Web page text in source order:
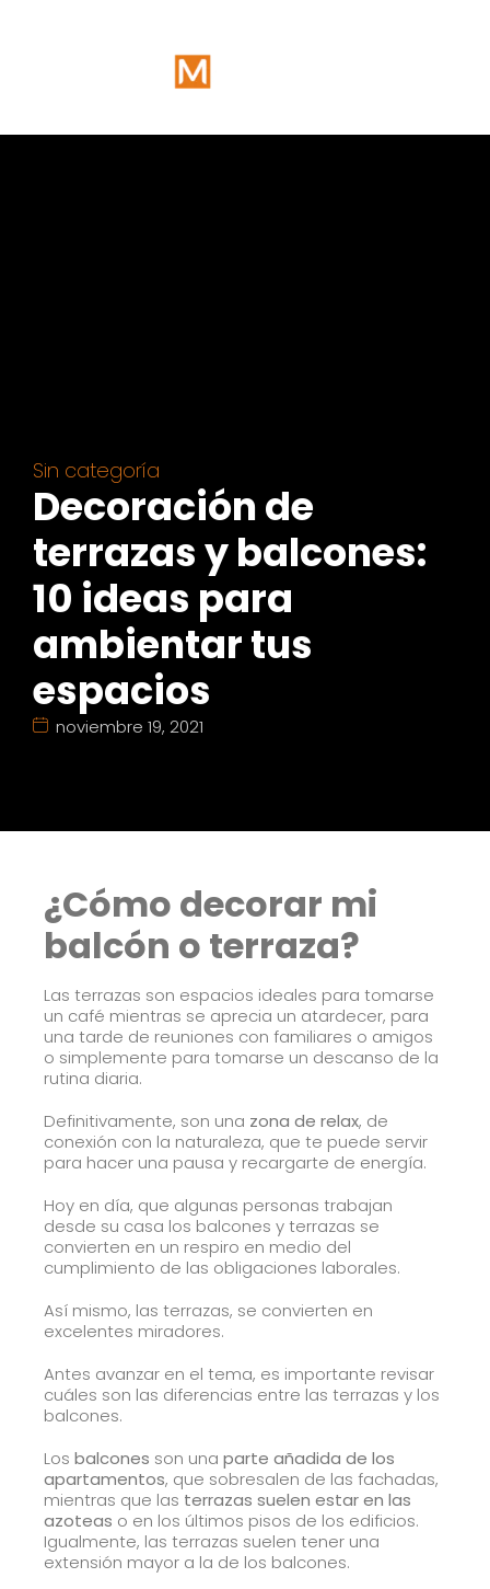
Sin categoría
Decoración de
terrazas y balcones:
10 ideas para
ambientar tus
espacios
noviembre 19, 2021
¿Cómo decorar mi
balcón o terraza?
Las terrazas son espacios ideales para tomarse
un café mientras se aprecia un atardecer, para
una tarde de reuniones con familiares o amigos
o simplemente para tomarse un descanso de la
rutina diaria.
Definitivamente, son una zona de relax, de
conexión con la naturaleza, que te puede servir
para hacer una pausa y recargarte de energía.
Hoy en día, que algunas personas trabajan
desde su casa los balcones y terrazas se
convierten en un respiro en medio del
cumplimiento de las obligaciones laborales.
Así mismo, las terrazas, se convierten en
excelentes miradores.
Antes avanzar en el tema, es importante revisar
cuáles son las diferencias entre las terrazas y los
balcones.
Los balcones son una parte añadida de los
apartamentos, que sobresalen de las fachadas,
mientras que las terrazas suelen estar en las
azoteas o en los últimos pisos de los edificios.
Igualmente, las terrazas suelen tener una
extensión mayor a la de los balcones.